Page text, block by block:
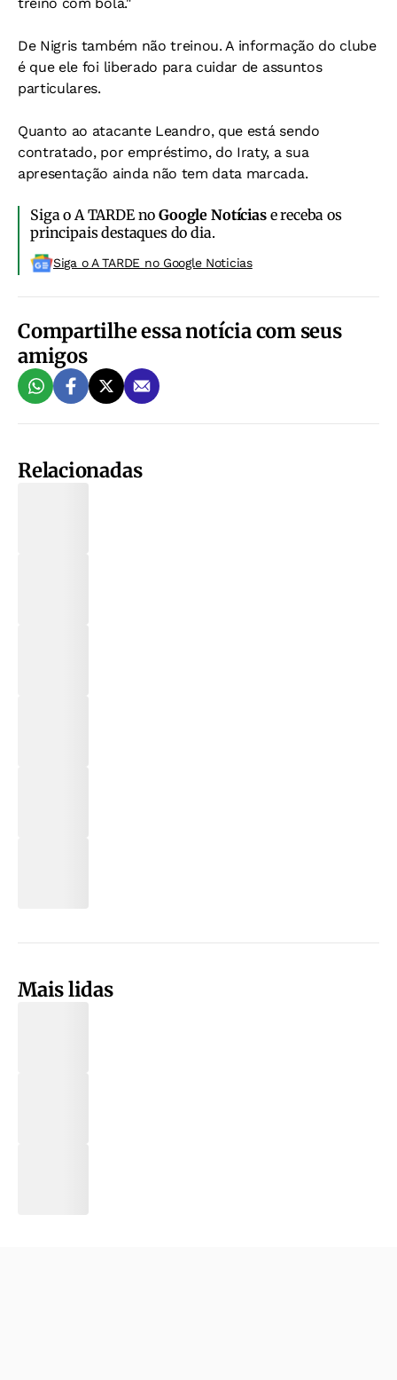
De Nigris também não treinou. A informação do clube
é que ele foi liberado para cuidar de assuntos
particulares.
Quanto ao atacante Leandro, que está sendo
contratado, por empréstimo, do Iraty, a sua
apresentação ainda não tem data marcada.
Siga o A TARDE noGoogle Notíciase receba os
principais destaques do dia.
Siga o A TARDE no Google Noticias
Compartilhe essa notícia com seus
amigos
Relacionadas
Mais lidas